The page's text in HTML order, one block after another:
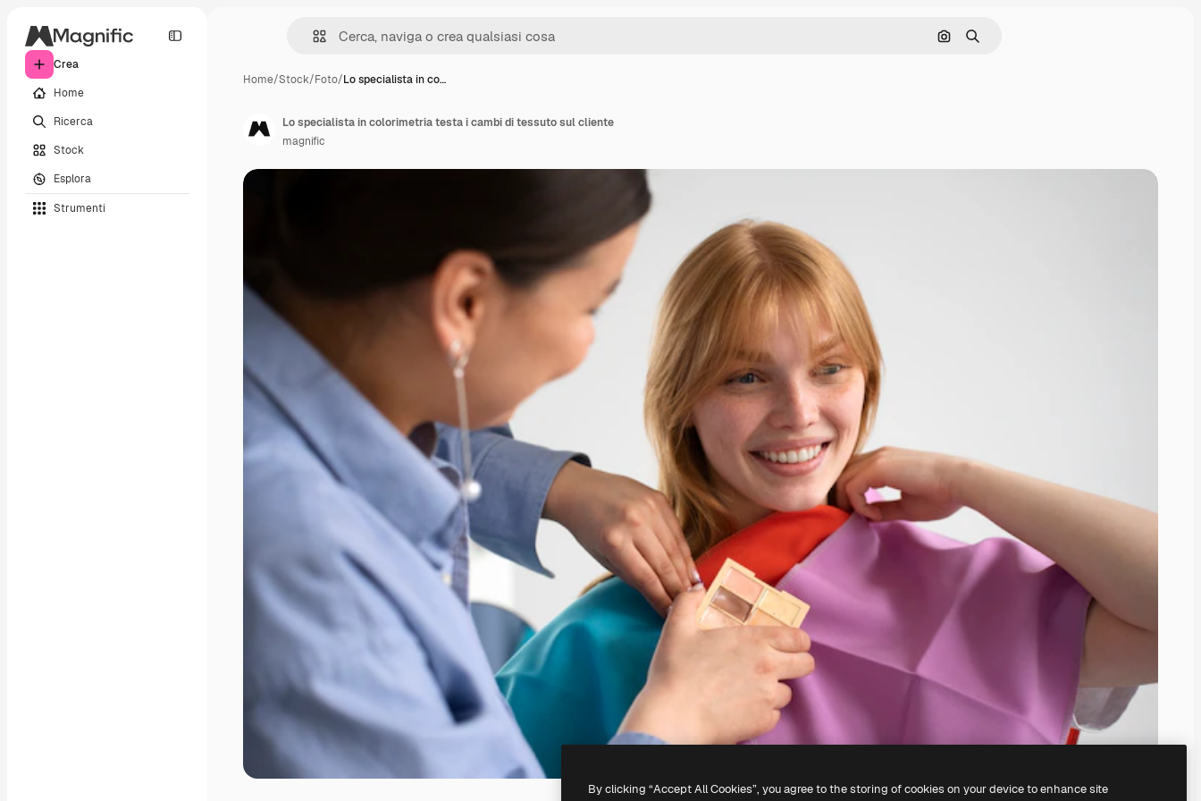
Crea
Home
Ricerca
Stock
Esplora
Strumenti
Cerca per immagine
Ricerca
Home/Stock/Foto/Lo specialista in co…
Lo specialista in colorimetria testa i cambi di tessuto sul cliente
magnific
By clicking “Accept All Cookies”, you agree to the storing of cookies on your device to enhance site